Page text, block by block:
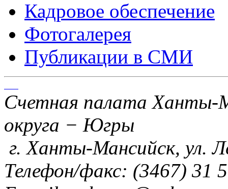
Кадровое обеспечение
Фотогалерея
Публикации в СМИ
Счетная палата Ханты-
округа − Югры
г. Ханты-Мансийск, ул.
Телефон/факс: (3467) 31